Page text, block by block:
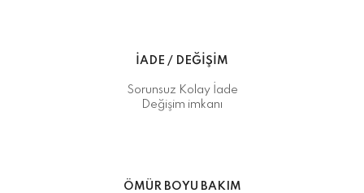
İADE / DEĞİŞİM
Sorunsuz Kolay İade
Değişim imkanı
ÖMÜR BOYU BAKIM